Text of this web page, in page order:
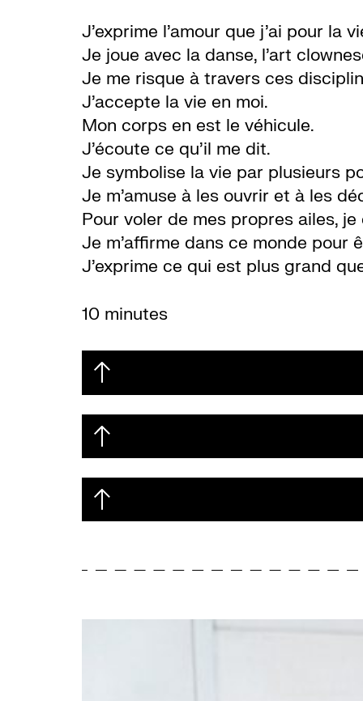
J’exprime l’amour que j’ai pour la
Je joue avec la danse, l’art
Je me risque à travers ces
J’accepte la vie en moi.
Mon corps en est le véhicule.
J’écoute ce qu’il me dit.
Je symbolise la vie par plusieurs
Je m’amuse à les ouvrir et à les
Pour voler de mes propres ailes,
Je m’affirme dans ce monde pour
J’exprime ce qui est plus grand
10 minutes